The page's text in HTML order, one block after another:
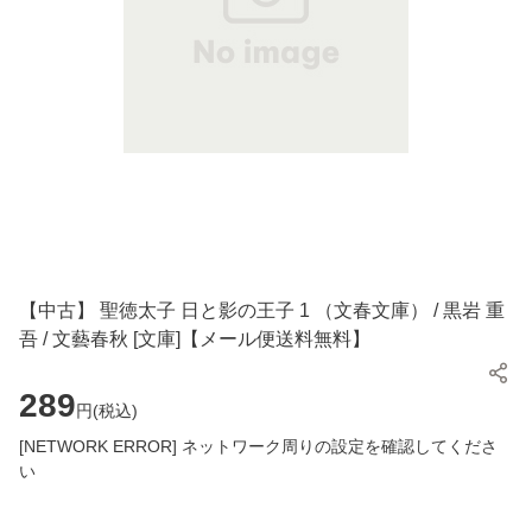
【中古】 聖徳太子 日と影の王子 1 （文春文庫） / 黒岩 重
吾 / 文藝春秋 [文庫]【メール便送料無料】
289円(税込)
[NETWORK ERROR] ネットワーク周りの設定を確認してくださ
い